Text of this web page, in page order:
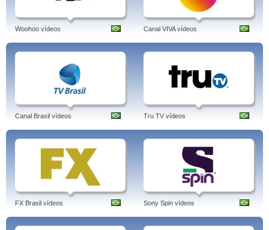
Woohoo vídeos Canal VIVA vídeos
Canal Brasil vídeos Tru TV vídeos
FX Brasil vídeos Sony Spin vídeos